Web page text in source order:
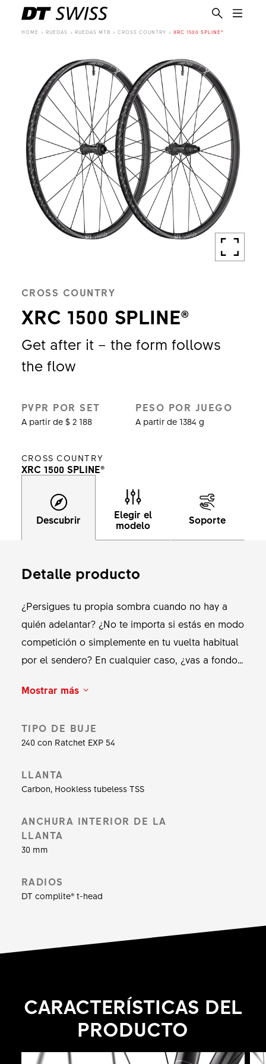
HOME RUEDAS RUEDAS MTB CROSS COUNTRY XRC 1500 SPLINE®
CROSS COUNTRY
XRC 1500 SPLINE®
Get after it – the form follows
the flow
PVPR POR SET
A partir de $ 2 188
PESO POR JUEGO
A partir de 1384 g
CROSS COUNTRY
XRC 1500 SPLINE®
Descubrir
Elegir el
modelo
Soporte
Detalle producto
¿Persigues tu propia sombra cuando no hay a
quién adelantar? ¿No te importa si estás en modo
competición o simplemente en tu vuelta habitual
por el sendero? En cualquier caso, ¿vas a fondo
SPLINE es el juego de ruedas para ti. Construido
de ruedas nacido para la velocidad ofrece una
aceleración explosiva y un manejo
complite, combinados con un elegante buje 240
velocidad en línea recta. Solo lánzate y la forma
seguirá tu flow.
Mostrar más
TIPO DE BUJE
240 con Ratchet EXP 54
LLANTA
Carbon, Hookless tubeless TSS
ANCHURA INTERIOR DE LA
LLANTA
30 mm
RADIOS
DT complite® t-head
CARACTERÍSTICAS DEL
PRODUCTO